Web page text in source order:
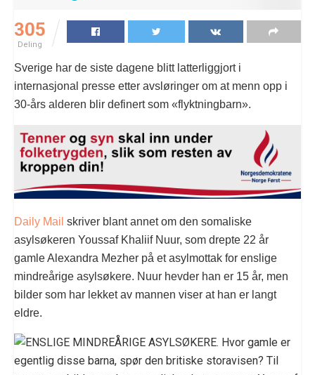
305
Deling
Sverige har de siste dagene blitt latterliggjort i
internasjonal presse etter avsløringer om at menn opp i
30-års alderen blir definert som «flyktningbarn».
Daily Mail skriver blant annet om den somaliske
asylsøkeren Youssaf Khaliif Nuur, som drepte 22 år
gamle Alexandra Mezher på et asylmottak for enslige
mindreårige asylsøkere. Nuur hevder han er 15 år, men
bilder som har lekket av mannen viser at han er langt
eldre.